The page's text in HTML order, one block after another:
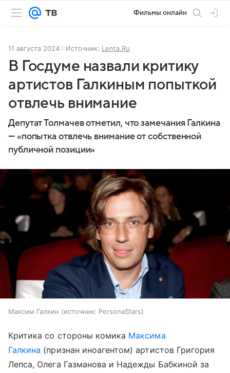
Фильмы онлайн
11 августа 2024 Источник: Lenta.Ru
В Госдуме назвали критику
артистов Галкиным попыткой
отвлечь внимание
Депутат Толмачев отметил, что замечания Галкина
— «попытка отвлечь внимание от собственной
публичной позиции»
Максим Галкин источник: PersonaStars
Критика со стороны комика Максима
Галкина (признан иноагентом) артистов Григория
Лепса, Олега Газманова и Надежды Бабкиной за